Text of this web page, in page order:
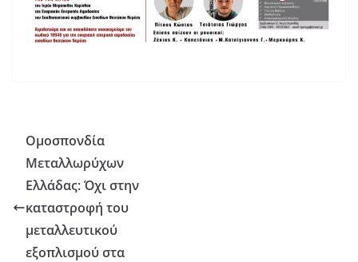
Ομοσπονδία
Μεταλλωρύχων
Ελλάδας: Όχι στην
καταστροφή του
μεταλλευτικού
εξοπλισμού στα